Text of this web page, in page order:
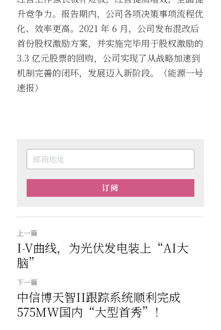
升竞争力。报告期内，公司各项决策事项流程优
化、效率更高。2021 年 6 月，公司发布混改后
首份股权激励方案，并实施完毕用于股权激励的
3.3 亿元股票的回购，公司实现了从战略加速到
机制完善的闭环，发展迈入新阶段。（能源一号
速报）
订阅
上一篇
I-V曲线，为光伏发电装上“AI大
脑”
下一篇
中信博天智II跟踪系统顺利完成
575MW国内“大型首秀”！